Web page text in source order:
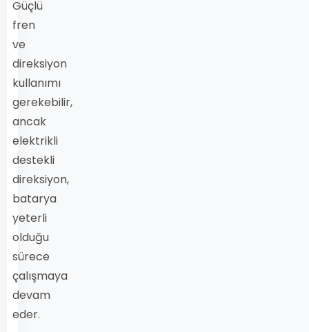
Güçlü
fren
ve
direksiyon
kullanımı
gerekebilir,
ancak
elektrikli
destekli
direksiyon,
batarya
yeterli
olduğu
sürece
çalışmaya
devam
eder.